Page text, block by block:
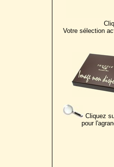
Votre sélection
Cliquez
pour